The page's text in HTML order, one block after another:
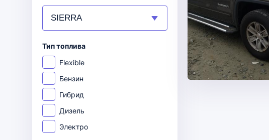
Тип топлива
Flexible
Бензин
Гибрид
Дизель
Электро